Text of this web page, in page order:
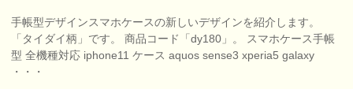
手帳型デザインスマホケースの新しいデザインを紹介します。
「タイダイ柄」です。 商品コード「dy180」。 スマホケース手帳
型 全機種対応 iphone11 ケース aquos sense3 xperia5 galaxy
・・・